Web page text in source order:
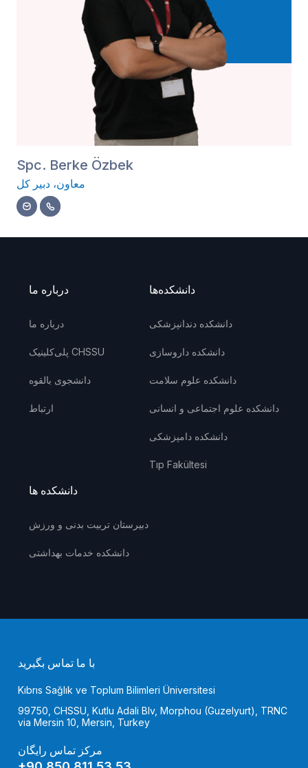
Spc. Berke Özbek
معاون، دبیر کل
با ما تماس بگیرید
Kıbrıs Sağlık ve Toplum Bilimleri Üniversitesi
99750, CHSSU, Kutlu Adali Blv, Morphou (Guzelyurt), TRNC
via Mersin 10, Mersin, Turkey
مرکز تماس رایگان
درباره ما
درباره ما
پلی‌کلینیک CHSSU
دانشجوی بالقوه
ارتباط
دانشکده‌ها
دانشکده دندانپزشکی
دانشکده داروسازی
دانشکده علوم سلامت
دانشکده علوم اجتماعی و انسانی
دانشکده دامپزشکی
Tıp Fakültesi
دانشکده ها
دبیرستان تربیت بدنی و ورزش
دانشکده خدمات بهداشتی